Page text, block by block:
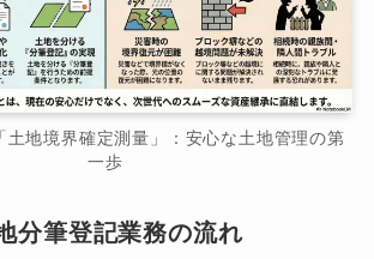
土地境界確定測量」：安心な土地管理の第
一歩
分筆登記業務の流れ